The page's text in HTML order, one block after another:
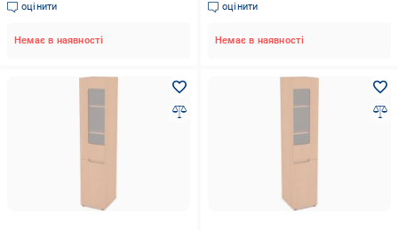
оцінити
Немає в наявності
оцінити
Немає в наявності